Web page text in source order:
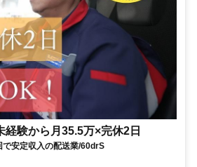
経験から月35.5万×完休2日
で安定収入の配送業/60drS